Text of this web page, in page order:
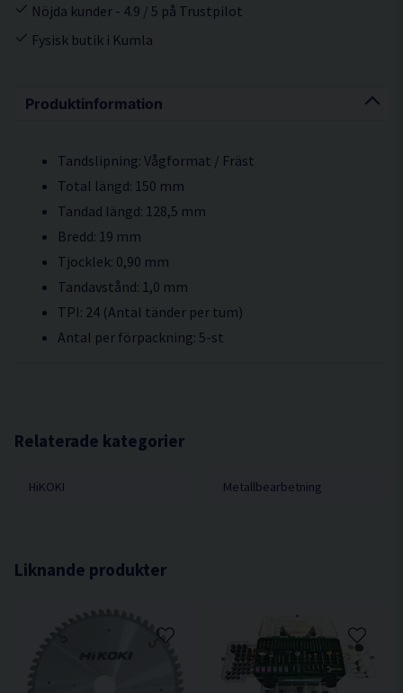
Produktinformation
Tandslipning: Vågformat / Fräst
Total längd: 150 mm
Tandad längd: 128,5 mm
Bredd: 19 mm
Tjocklek: 0,90 mm
Tandavstånd: 1,0 mm
TPI: 24 (Antal tänder per tum)
Antal per förpackning: 5-st
Relaterade kategorier
HiKOKI Metallbearbetning
Nöjda kunder - 4.9 / 5 på Trustpilot
Fysisk butik i Kumla
Liknande produkter